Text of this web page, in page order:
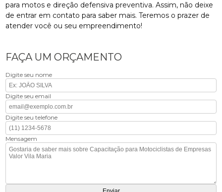
para motos e direção defensiva preventiva. Assim, não deixe
de entrar em contato para saber mais. Teremos o prazer de
atender você ou seu empreendimento!
FAÇA UM ORÇAMENTO
Digite seu nome
Digite seu email
Digite seu telefone
Mensagem